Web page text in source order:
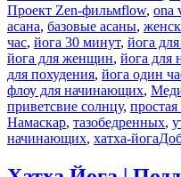
Проект Zen-фильмМетки
flow, ona
асана, базовые асаны,
час, йога 30 минут, йога
йога для женщин, йога для
для похудения, йога один
флоу для начинающих,
приветсвие солнцу, простая
Намаскар, тазобедренных,
начинающих, хатха-йога